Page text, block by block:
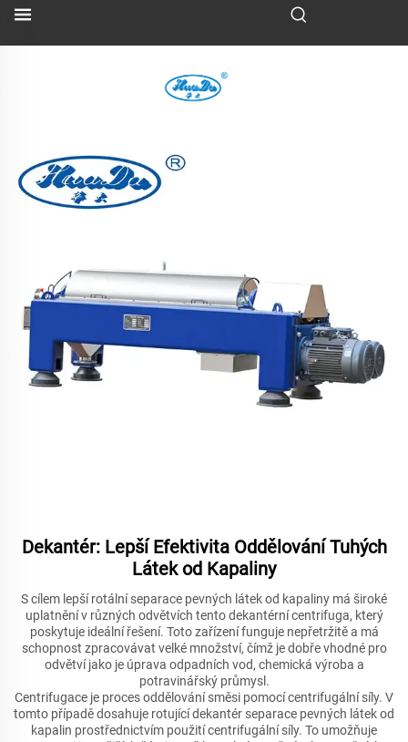
Dekantér: Lepší Efektivita Oddělování Tuhých
Látek od Kapaliny
S cílem lepší rotální separace pevných látek od kapaliny má široké
uplatnění v různých odvětvích tento dekantérní centrifuga, který
poskytuje ideální řešení. Toto zařízení funguje nepřetržitě a má
schopnost zpracovávat velké množství, čímž je dobře vhodné pro
odvětví jako je úprava odpadních vod, chemická výroba a
potravinářský průmysl.
Centrifugace je proces oddělování směsi pomocí centrifugální síly. V
tomto případě dosahuje rotující dekantér separace pevných látek od
kapalin prostřednictvím použití centrifugální síly. To umožňuje